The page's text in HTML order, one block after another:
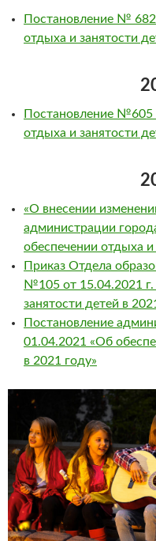
Постановление №
отдыха и занятости
Постановление №605
отдыха и занятости
«О внесении
администрации
обеспечении отдыха и
Приказ Отдела
№105 от 15.04.2021
занятости детей в
Постановление
01.04.2021 «Об
в 2021 году»